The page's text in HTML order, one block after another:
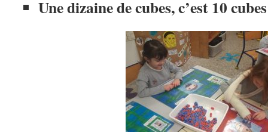
Une dizaine de cubes, c’est 10